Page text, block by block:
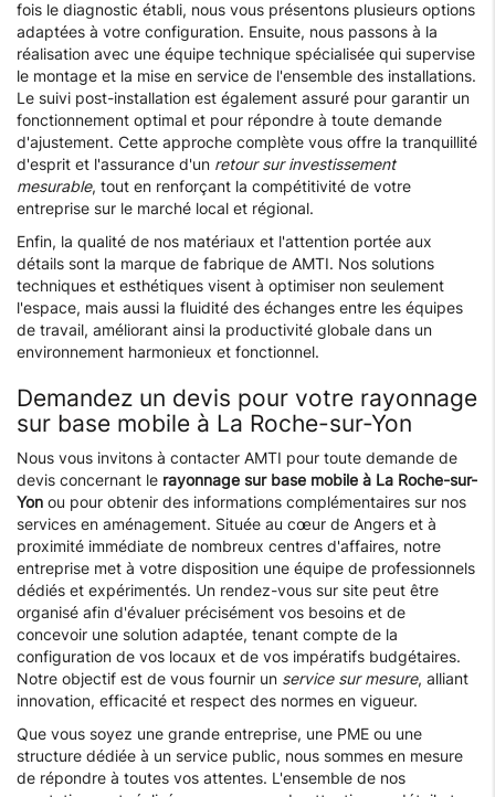
fois le diagnostic établi, nous vous présentons plusieurs options
adaptées à votre configuration. Ensuite, nous passons à la
réalisation avec une équipe technique spécialisée qui supervise
le montage et la mise en service de l'ensemble des installations.
Le suivi post-installation est également assuré pour garantir un
fonctionnement optimal et pour répondre à toute demande
d'ajustement. Cette approche complète vous offre la tranquillité
d'esprit et l'assurance d'un retour sur investissement
mesurable, tout en renforçant la compétitivité de votre
entreprise sur le marché local et régional.
Enfin, la qualité de nos matériaux et l'attention portée aux
détails sont la marque de fabrique de AMTI. Nos solutions
techniques et esthétiques visent à optimiser non seulement
l'espace, mais aussi la fluidité des échanges entre les équipes
de travail, améliorant ainsi la productivité globale dans un
environnement harmonieux et fonctionnel.
Demandez un devis pour votre rayonnage
sur base mobile à La Roche-sur-Yon
Nous vous invitons à contacter AMTI pour toute demande de
devis concernant le rayonnage sur base mobile à La Roche-sur-
Yon ou pour obtenir des informations complémentaires sur nos
services en aménagement. Située au cœur de Angers et à
proximité immédiate de nombreux centres d'affaires, notre
entreprise met à votre disposition une équipe de professionnels
dédiés et expérimentés. Un rendez-vous sur site peut être
organisé afin d'évaluer précisément vos besoins et de
concevoir une solution adaptée, tenant compte de la
configuration de vos locaux et de vos impératifs budgétaires.
Notre objectif est de vous fournir un service sur mesure, alliant
innovation, efficacité et respect des normes en vigueur.
Que vous soyez une grande entreprise, une PME ou une
structure dédiée à un service public, nous sommes en mesure
de répondre à toutes vos attentes. L'ensemble de nos